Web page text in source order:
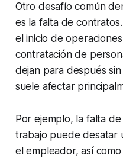
Otro desafío común
es la falta de
el inicio de
contratación de
dejan para después
suele afectar
Por ejemplo, la falta
trabajo puede desatar
el empleador, así